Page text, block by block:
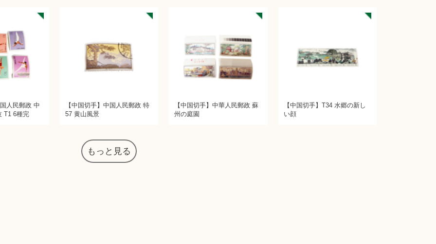
人民郵政 中
T1 6種完
【中国切手】中国人民郵政 特
57 黄山風景
【中国切手】中華人民郵政 蘇
州の庭園
【中国切手】T34 水郷の新し
い顔
もっと見る